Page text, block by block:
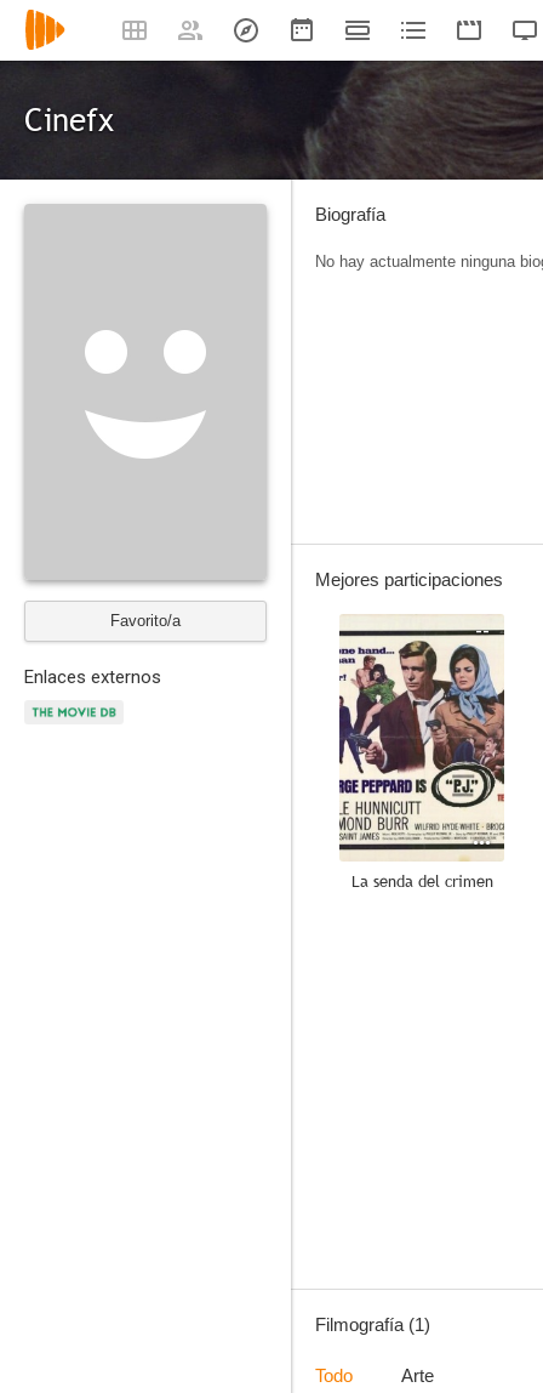
Cinefx
Favorito/a
Enlaces externos
Biografía
No hay actualmente ninguna
Mejores participaciones
--
La senda del crimen
Filmografía (1)
Todo Arte